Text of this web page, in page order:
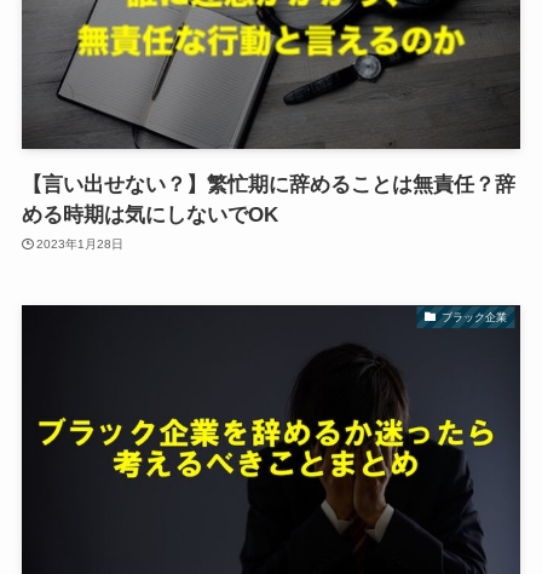
【言い出せない？】繁忙期に辞めることは無責任？辞
める時期は気にしないでOK
2023年1月28日
ブラック企業